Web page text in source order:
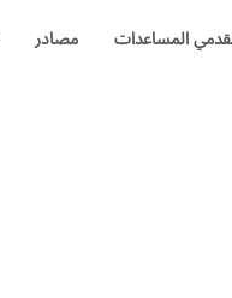
المساعدات مصادر